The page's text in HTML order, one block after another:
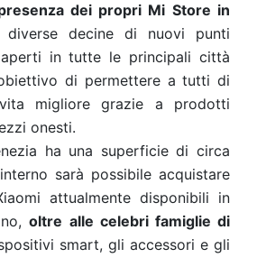
dei propri Mi Store in
decine di nuovi punti
in tutte le principali città
di permettere a tutti di
migliore grazie a prodotti
onesti.
ha una superficie di circa
sarà possibile acquistare
attualmente disponibili in
oltre alle celebri famiglie di
smart, gli accessori e gli